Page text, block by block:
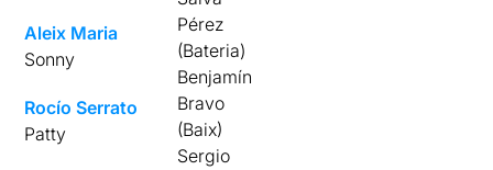
Aleix Maria
Sonny
Rocío Serrato
Patty
Pérez
(Bateria)
Benjamín
Bravo
(Baix)
Sergio